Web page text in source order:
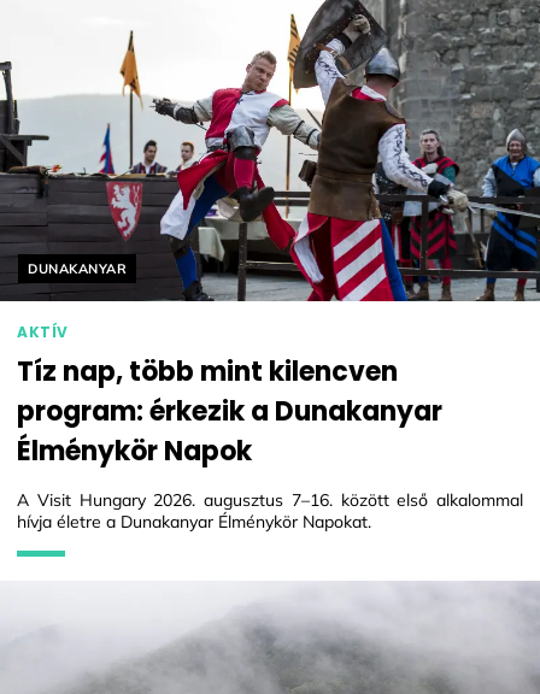
Helyszín címkék:
DUNAKANYAR
AKTÍV
Tíz nap, több mint kilencven
program: érkezik a Dunakanyar
Élménykör Napok
A Visit Hungary 2026. augusztus 7–16. között első alkalommal
hívja életre a Dunakanyar Élménykör Napokat.